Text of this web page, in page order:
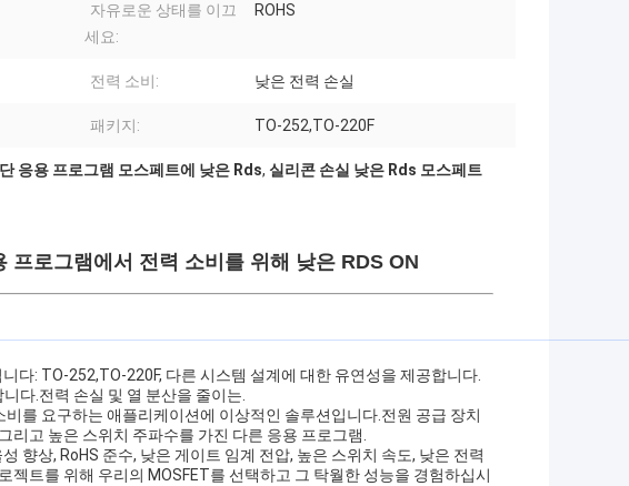
자유로운 상태를 이끄
세요:
ROHS
전력 소비: 낮은 전력 손실
패키지: TO-252,TO-220F
응용 프로그램 모스페트에 낮은 Rds, 실리콘 손실 낮은 Rds 모스페트
프로그램에서 전력 소비를 위해 낮은 RDS ON
다: TO-252,TO-220F, 다른 시스템 설계에 대한 유연성을 제공합니다.
다.전력 손실 및 열 분산을 줄이는.
를 요구하는 애플리케이션에 이상적인 솔루션입니다.전원 공급 장치
리고 높은 스위치 주파수를 가진 다른 응용 프로그램.
향상, RoHS 준수, 낮은 게이트 임계 전압, 높은 스위치 속도, 낮은 전력
젝트를 위해 우리의 MOSFET를 선택하고 그 탁월한 성능을 경험하십시